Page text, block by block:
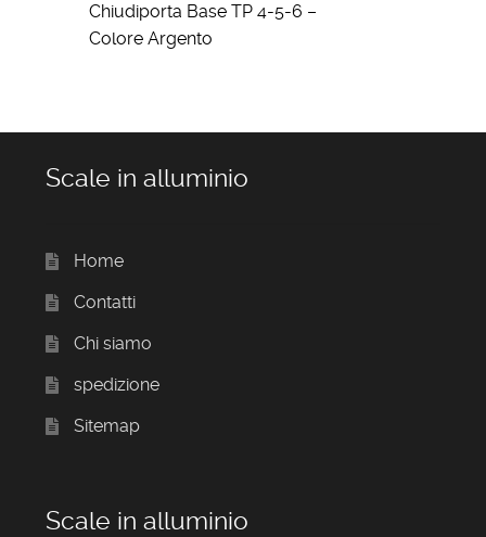
Chiudiporta Base TP 4-5-6 –
Colore Argento
Scale in alluminio
Home
Contatti
Chi siamo
spedizione
Sitemap
Scale in alluminio